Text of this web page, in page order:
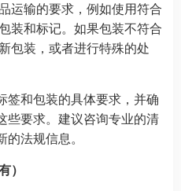
运输的要求，例如使用符合
装和标记。如果包装不符合
包装，或者进行特殊的处
签和包装的具体要求，并确
些要求。建议咨询专业的清
法规信息。
）